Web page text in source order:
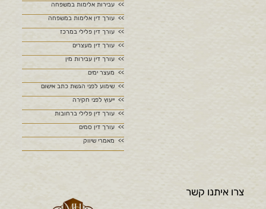
עבירות אלימות במשפחה
עורך דין אלימות במשפחה
עורך דין פלילי במרכז
עורך דין מעצרים
עורך דין עבירות מין
מעצר ימים
שימוע לפני הגשת כתב אישום
ייעוץ לפני חקירה
עורך דין פלילי ברחובות
עורך דין סמים
מאמרי שיווק
צרו איתנו קשר